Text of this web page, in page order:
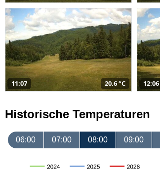
11:07 20,6 °C 12:06
Historische Temperaturen
06:00 07:00 08:00 09:00